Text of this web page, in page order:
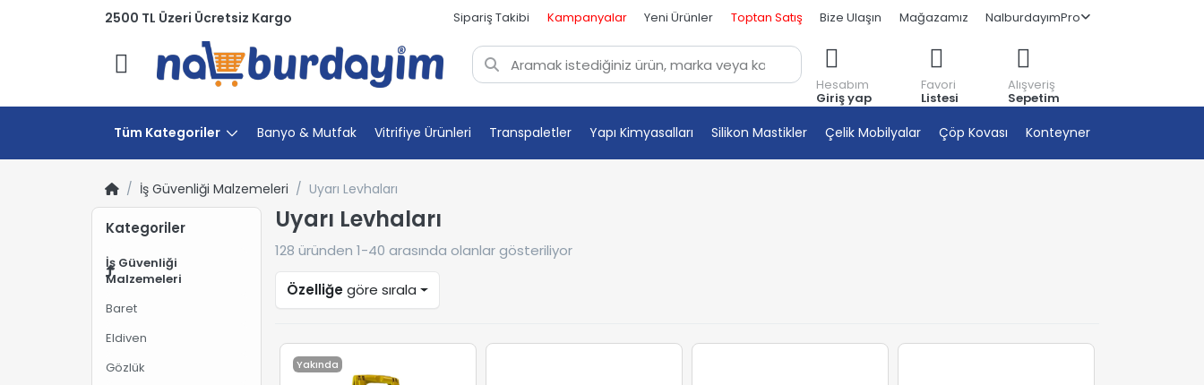
2500 TL Üzeri Ücretsiz Kargo Sipariş Takibi Kampanyalar Yeni Ürünler Toptan Satış Bize Ulaşın Mağazamız NalburdayımPro
Menü
Hesabım
Giriş yap
Favori
Listesi
Alışveriş
Sepetim
Tüm Kategoriler Banyo & Mutfak Vitrifiye Ürünleri Transpaletler Yapı Kimyasalları Silikon Mastikler Çelik Mobilyalar Çöp Kovası Konteyner
İş Güvenliği Malzemeleri Uyarı Levhaları
Kategoriler
İş Güvenliği
Malzemeleri
Baret
Eldiven
Gözlük
Uyarı Levhaları
128 üründen 1-40 arasında olanlar gösteriliyor
Özelliğegöre sırala
Yakında